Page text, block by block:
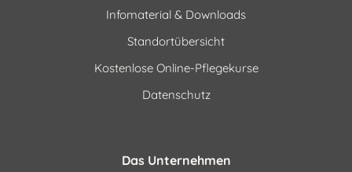
Infomaterial & Downloads
Standortübersicht
Kostenlose Online-Pflegekurse
Datenschutz
Das Unternehmen